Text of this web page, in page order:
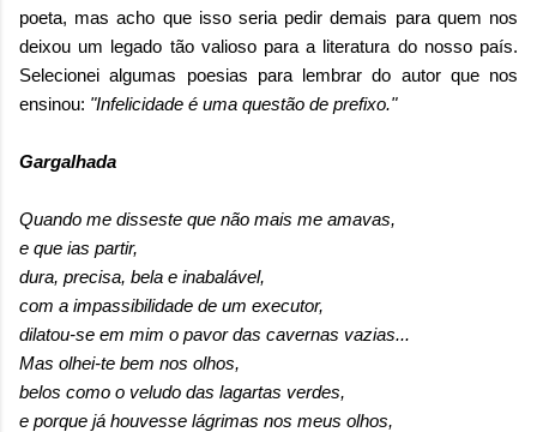
poeta, mas acho que isso seria pedir demais para quem nos
deixou um legado tão valioso para a literatura do nosso país.
Selecionei algumas poesias para lembrar do autor que nos
ensinou: "Infelicidade é uma questão de prefixo."
Gargalhada
Quando me disseste que não mais me amavas,
e que ias partir,
dura, precisa, bela e inabalável,
com a impassibilidade de um executor,
dilatou-se em mim o pavor das cavernas vazias...
Mas olhei-te bem nos olhos,
belos como o veludo das lagartas verdes,
e porque já houvesse lágrimas nos meus olhos,